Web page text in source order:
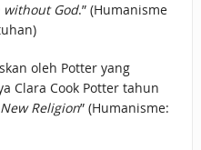
God.” (Humanisme
oleh Potter yang
Clara Cook Potter tahun
Religion” (Humanisme: